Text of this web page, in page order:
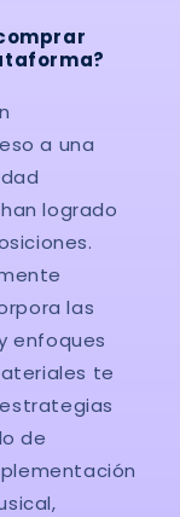
a una
logrado
las
enfoques
te
de